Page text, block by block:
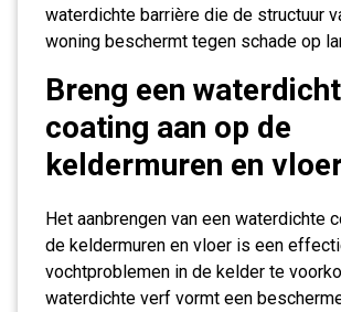
waterdichte barrière die de structuur
woning beschermt tegen schade op
Breng een
coating aan op de
keldermuren en
Het aanbrengen van een waterdichte
de keldermuren en vloer is een
vochtproblemen in de kelder te
waterdichte verf vormt een